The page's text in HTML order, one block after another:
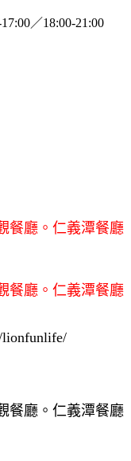
／18:00-21:00
lionfunlife/